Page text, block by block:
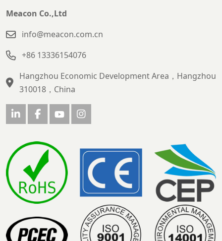
Meacon Co.,Ltd
info@meacon.com.cn
+86 13336154076
Hangzhou Economic Development Area，Hangzhou
310018，China